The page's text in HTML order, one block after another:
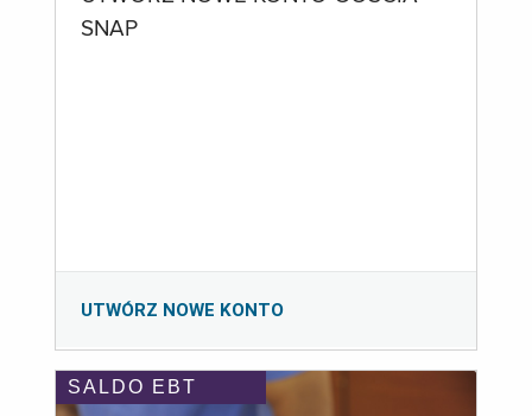
SNAP
UTWÓRZ NOWE KONTO
SALDO EBT